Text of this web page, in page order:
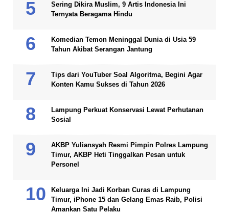
Sering Dikira Muslim, 9 Artis Indonesia Ini
Ternyata Beragama Hindu
Komedian Temon Meninggal Dunia di Usia 59
Tahun Akibat Serangan Jantung
Tips dari YouTuber Soal Algoritma, Begini Agar
Konten Kamu Sukses di Tahun 2026
Lampung Perkuat Konservasi Lewat Perhutanan
Sosial
AKBP Yuliansyah Resmi Pimpin Polres Lampung
Timur, AKBP Heti Tinggalkan Pesan untuk
Personel
Keluarga Ini Jadi Korban Curas di Lampung
Timur, iPhone 15 dan Gelang Emas Raib, Polisi
Amankan Satu Pelaku